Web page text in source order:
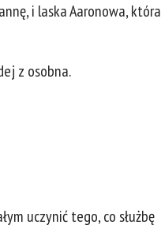
i laska Aaronowa, która
z osobna.
uczynić tego, co służbę